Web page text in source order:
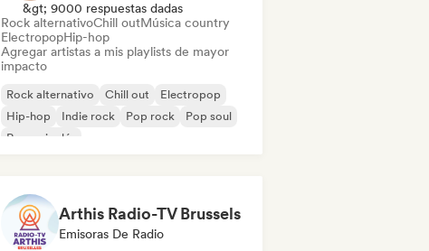
&gt; 9000 respuestas dadas
Rock alternativoChill outMúsica country
ElectropopHip-hop
Agregar artistas a mis playlists de mayor
impacto
Rock alternativo Chill out
Electropop
Hip-hop
Indie rock Pop rock
Pop soul
Rap en inglés
Arthis Radio-TV Brussels
Emisoras De Radio